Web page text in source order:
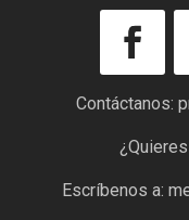
Contáctanos:
Escríbenos a: